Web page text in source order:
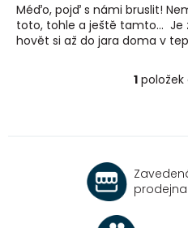
Méďo, pojď s námi bruslit!
toto, tohle a ještě tamto… Je
hovět si až do jara doma v
í
1
prodejna